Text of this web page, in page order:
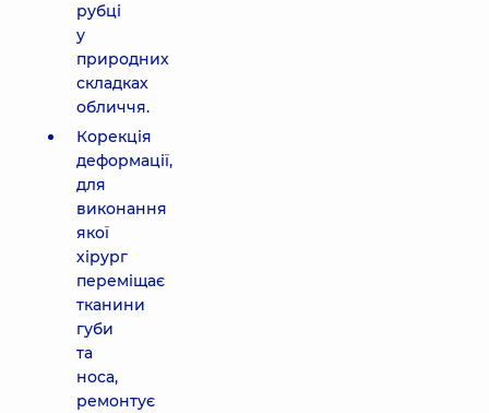
рубці
у
природних
складках
обличчя.
Корекція
деформації,
для
виконання
якої
хірург
переміщає
тканини
губи
та
носа,
ремонтує